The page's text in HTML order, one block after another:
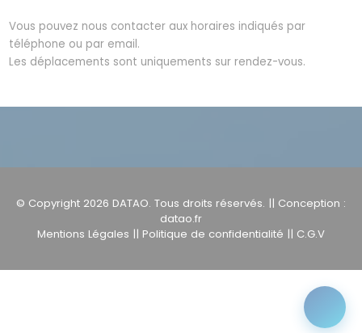
Vous pouvez nous contacter aux horaires indiqués par
téléphone ou par email.
Les déplacements sont uniquements sur rendez-vous.
© Copyright 2026 DATAO. Tous droits réservés. || Conception :
datao.fr
Mentions Légales || Politique de confidentialité || C.G.V